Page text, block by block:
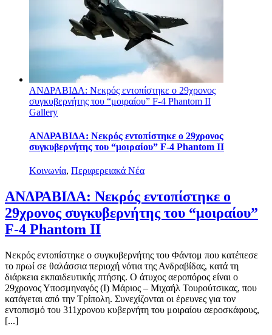
ΑΝΔΡΑΒΙΔΑ: Νεκρός εντοπίστηκε ο 29χρονος
συγκυβερνήτης του “μοιραίου” F-4 Phantom II
Gallery
ΑΝΔΡΑΒΙΔΑ: Νεκρός εντοπίστηκε ο 29χρονος
συγκυβερνήτης του “μοιραίου” F-4 Phantom II
Κοινωνία, Περιφερειακά Νέα
ΑΝΔΡΑΒΙΔΑ: Νεκρός εντοπίστηκε ο
29χρονος συγκυβερνήτης του “μοιραίου”
F-4 Phantom II
Νεκρός εντοπίστηκε ο συγκυβερνήτης του Φάντομ που κατέπεσε
το πρωί σε θαλάσσια περιοχή νότια της Ανδραβίδας, κατά τη
διάρκεια εκπαιδευτικής πτήσης. Ο άτυχος αεροπόρος είναι ο
29χρονος Υποσμηναγός (Ι) Μάριος – Μιχαήλ Τουρούτσικας, που
κατάγεται από την Τρίπολη. Συνεχίζονται οι έρευνες για τον
εντοπισμό του 311χρονου κυβερνήτη του μοιραίου αεροσκάφους,
[...]